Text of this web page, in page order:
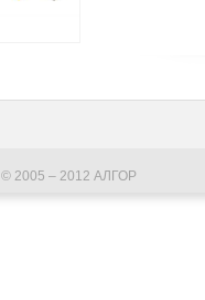
© 2005 – 2012 АЛГОР